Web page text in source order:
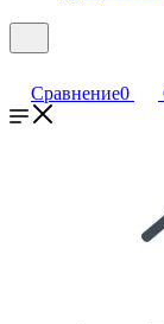
Сравнение0